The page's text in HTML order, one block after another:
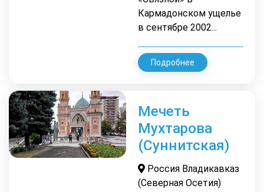
Кармадонском ущелье
в сентябре 2002...
Подробнее
Мечеть
Мухтарова
(Суннитская)
Россия Владикавказ
(Северная Осетия)